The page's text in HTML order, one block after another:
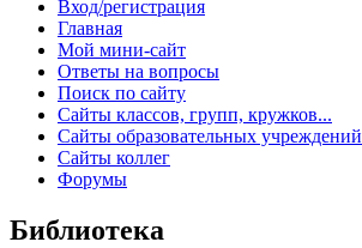
Вход/регистрация
Главная
Мой мини-сайт
Ответы на вопросы
Поиск по сайту
Сайты классов, групп, кружков...
Сайты образовательных учреждений
Сайты коллег
Форумы
Библиотека